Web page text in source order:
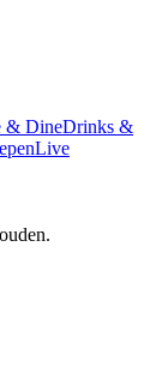
& DineDrinks &
Live